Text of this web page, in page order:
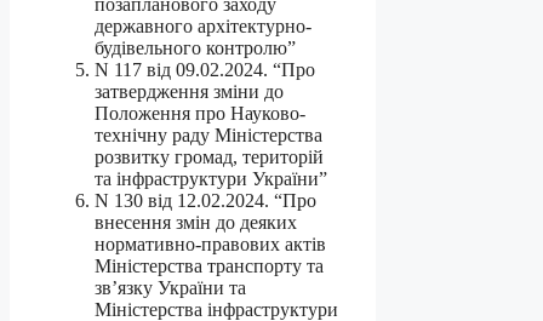
державного архітектурно-
будівельного контролю”
N 117 від 09.02.2024. “Про
затвердження зміни до
Положення про Науково-
технічну раду Міністерства
розвитку громад, територій
та інфраструктури України”
N 130 від 12.02.2024. “Про
внесення змін до деяких
нормативно-правових актів
Міністерства транспорту та
зв’язку України та
Міністерства інфраструктури